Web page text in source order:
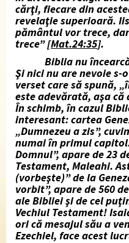
cărţi, fiecare din
revelaţie superioară.
pământul vor trece,
trece”[Mat.24:35].
Biblia nu încearcă
Şi nici nu are nevoie s-
verset care să spună,
este adevărată, aşa
În schimb, în cazul
interesant: cartea
„Dumnezeu a zis”,
numai în primul
Domnul”, apare de 23
Testament, Maleahi.
(vorbeşte)” de la
vorbit”, apare de 560
ale Bibliei şi de cel
Vechiul Testament!
ori că mesajul său a
Ezechiel, face acest